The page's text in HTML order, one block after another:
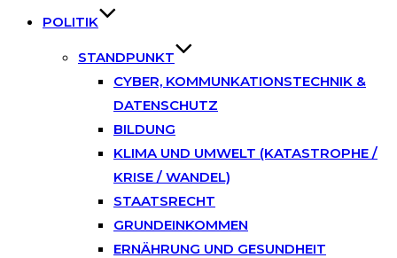
POLITIK
STANDPUNKT
CYBER, KOMMUNKATIONSTECHNIK &
DATENSCHUTZ
BILDUNG
KLIMA UND UMWELT (KATASTROPHE /
KRISE / WANDEL)
STAATSRECHT
GRUNDEINKOMMEN
ERNÄHRUNG UND GESUNDHEIT